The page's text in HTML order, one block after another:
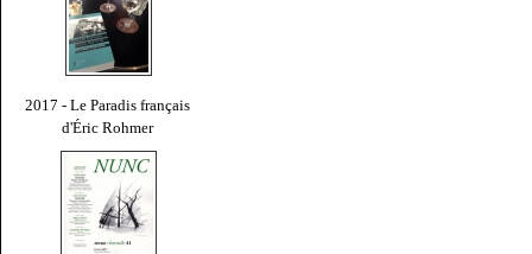
2017 - Le Paradis français
d'Éric Rohmer